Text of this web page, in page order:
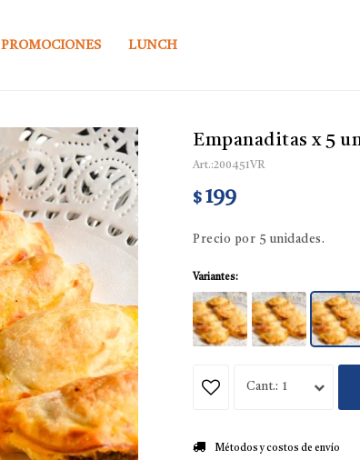
PROMOCIONES LUNCH
Empanaditas x 5
200451VR
$ 199
Precio por 5 unidades.
Variantes:
1
Métodos y costos de envío